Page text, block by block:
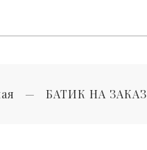
БАТИК НА ЗАКАЗ